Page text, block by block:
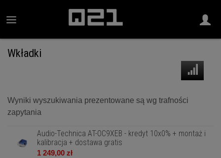
Wkładki
Wyniki wyszukiwania prezentowane są wg trafności
zapytania
Audio-Technica AT-OC9XEB - kredyt 10x0% + montaż i
kalibracja + dostawa gratis
1 249,00 zł